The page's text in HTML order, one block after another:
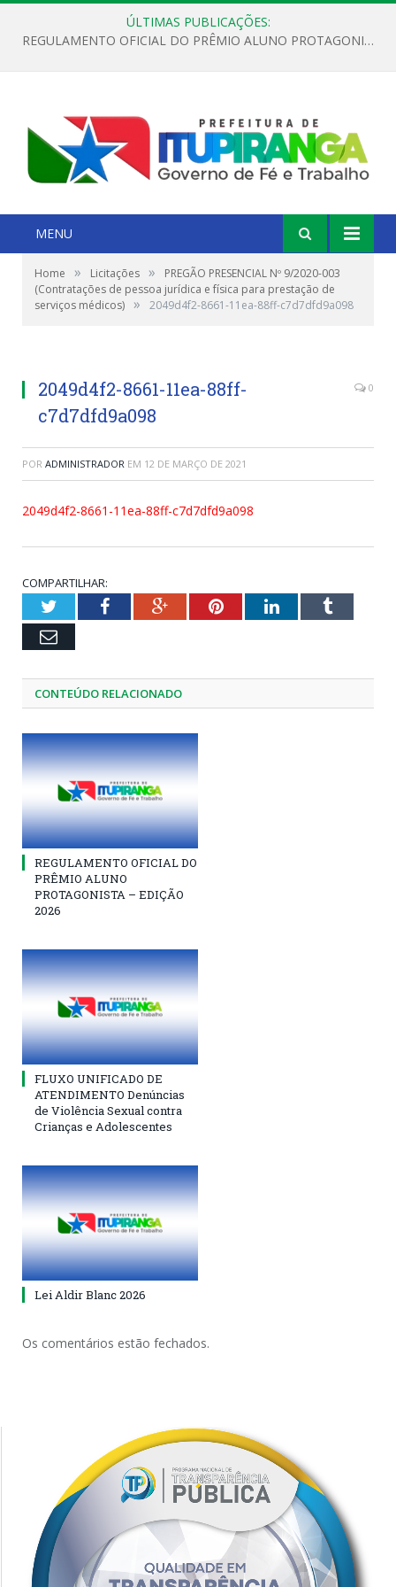
ÚLTIMAS PUBLICAÇÕES:
REGULAMENTO OFICIAL DO PRÊMIO ALUNO PROTAGONISTA – EDIÇÃO 2026
MENU
Home » Licitações »
PREGÃO PRESENCIAL Nº 9/2020-003
(Contratações de pessoa jurídica e física para prestação de
serviços médicos) » 2049d4f2-8661-11ea-88ff-c7d7dfd9a098
2049d4f2-8661-11ea-88ff-
c7d7dfd9a098
0
POR ADMINISTRADOR EM 12 DE MARÇO DE 2021
2049d4f2-8661-11ea-88ff-c7d7dfd9a098
COMPARTILHAR:
TwitterFacebookGoogle+PinterestLinkedInTumblr
Email
CONTEÚDO RELACIONADO
REGULAMENTO OFICIAL DO
PRÊMIO ALUNO
PROTAGONISTA – EDIÇÃO
2026
FLUXO UNIFICADO DE
ATENDIMENTO Denúncias
de Violência Sexual contra
Crianças e Adolescentes
Lei Aldir Blanc 2026
Os comentários estão fechados.